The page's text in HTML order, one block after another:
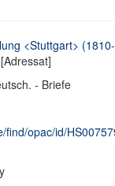
<Stuttgart>
[Adressat]
- Briefe
find/opac/id/